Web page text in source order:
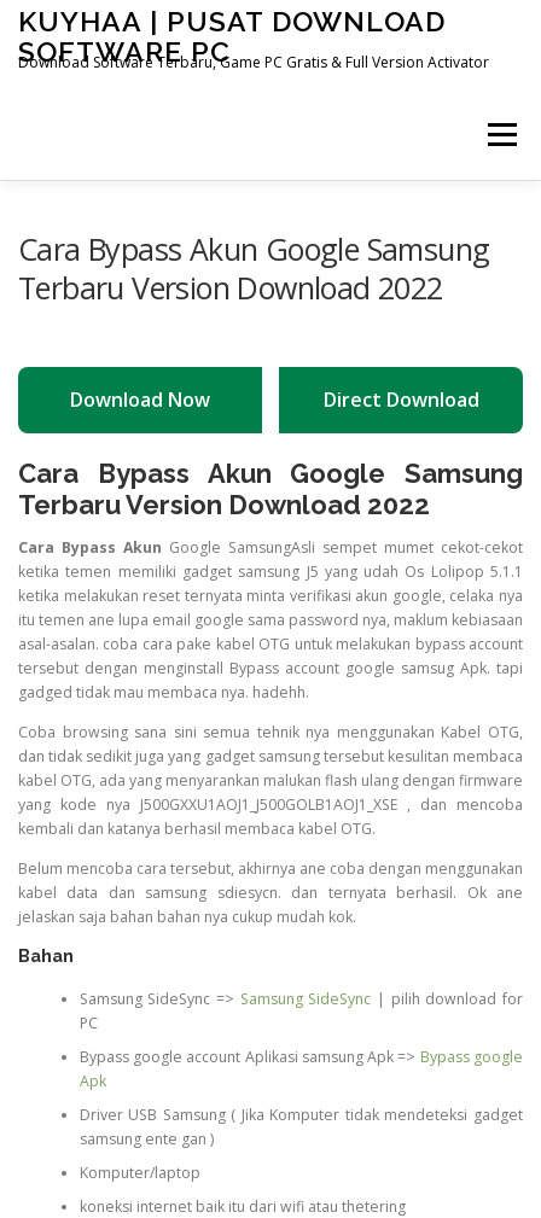
Skip
content
KUYHAA | PUSAT DOWNLOAD
SOFTWARE PC
Download Software Terbaru, Game PC Gratis & Full Version Activator
Menu
Cara Bypass Akun Google Samsung
Terbaru Version Download 2022
Download Now Direct Download
Cara Bypass Akun Google Samsung
Terbaru Version Download 2022
Cara Bypass Akun Google SamsungAsli sempet mumet cekot-cekot
ketika temen memiliki gadget samsung J5 yang udah Os Lolipop 5.1.1
ketika melakukan reset ternyata minta verifikasi akun google, celaka nya
itu temen ane lupa email google sama password nya, maklum kebiasaan
asal-asalan. coba cara pake kabel OTG untuk melakukan bypass account
tersebut dengan menginstall Bypass account google samsug Apk. tapi
gadged tidak mau membaca nya. hadehh.
Coba browsing sana sini semua tehnik nya menggunakan Kabel OTG,
dan tidak sedikit juga yang gadget samsung tersebut kesulitan membaca
kabel OTG, ada yang menyarankan malukan flash ulang dengan firmware
yang kode nya J500GXXU1AOJ1_J500GOLB1AOJ1_XSE , dan mencoba
kembali dan katanya berhasil membaca kabel OTG.
Belum mencoba cara tersebut, akhirnya ane coba dengan menggunakan
kabel data dan samsung sdiesycn. dan ternyata berhasil. Ok ane
jelaskan saja bahan bahan nya cukup mudah kok.
Bahan
Samsung SideSync => Samsung SideSync | pilih download for
PC
Bypass google account Aplikasi samsung Apk => Bypass google
Apk
Driver USB Samsung ( Jika Komputer tidak mendeteksi gadget
samsung ente gan )
Komputer/laptop
koneksi internet baik itu dari wifi atau thetering